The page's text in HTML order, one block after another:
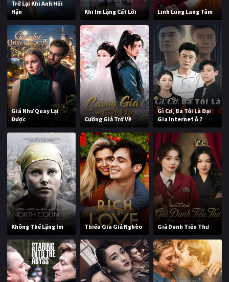
Trở Lại Khi Anh Hối
Hận
Khi Im Lặng Cất Lời Linh Lung Lang Tâm
Giá Như Quay Lại
Được
Cường Giả Trở Về
Gì Cơ, Ba Tôi Là Đại
Gia Internet À ?
Không Thể Lặng Im Thiếu Gia Giả Nghèo Giả Danh Tiểu Thư